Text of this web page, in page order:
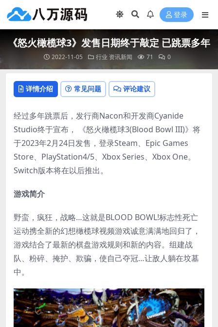
登录
《怒火橄榄球3》发售日期终于敲定 已跳票多年
2022-11-05 行业 资讯新闻 71 0
详情介绍 常见问题 评论建议
经过多年跳票后，发行商Nacon和开发商Cyanide
Studio终于宣布， 《怒火橄榄球3(Blood Bowl III)》将
于2023年2月24日发售，登录Steam、Epic Games
Store、PlayStation4/5、Xbox Series、Xbox One。
Switch版本将在以后推出。
游戏简介
野蛮，疯狂，战略…这就是BLOOD BOWL!标志性死亡
运动携全新的幻想橄榄球视频游戏诚意满满地回归了，
游戏结合了最新的棋盘游戏规则和新的内容。组建战
队、粉碎、掩护、欺骗，使自己夺冠…让敌人躺在坟墓
中。